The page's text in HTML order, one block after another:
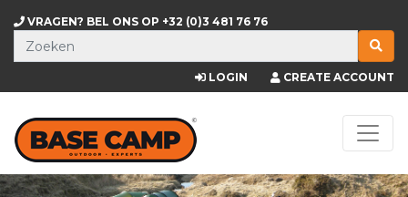
VRAGEN? BEL ONS OP +32 (0)3 481 76 76
LOGIN CREATE ACCOUNT